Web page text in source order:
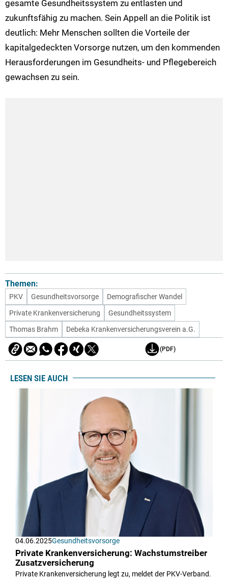
gesamte Gesundheitssystem zu entlasten und
zukunftsfähig zu machen. Sein Appell an die Politik ist
deutlich: Mehr Menschen sollten die Vorteile der
kapitalgedeckten Vorsorge nutzen, um den kommenden
Herausforderungen im Gesundheits- und Pflegebereich
gewachsen zu sein.
Themen:
PKV Gesundheitsvorsorge
Demografischer Wandel
Private Krankenversicherung
Gesundheitssystem
Thomas Brahm
Debeka Krankenversicherungsverein a.G.
(PDF)
LESEN SIE AUCH
04.06.2025Gesundheitsvorsorge
Private Krankenversicherung: Wachstumstreiber
Zusatzversicherung
Private Krankenversicherung legt zu, meldet der PKV-Verband.